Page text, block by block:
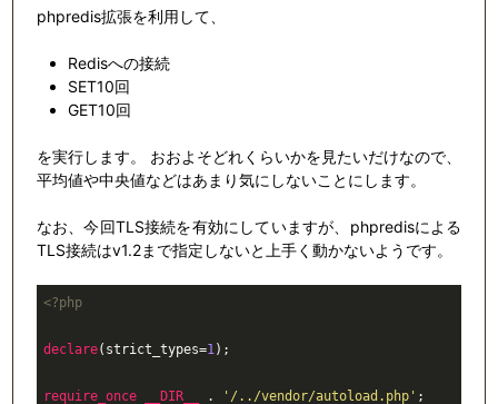
phpredis拡張を利用して、
Redisへの接続
SET10回
GET10回
を実行します。 おおよそどれくらいかを見たいだけなので、
平均値や中央値などはあまり気にしないことにします。
なお、今回TLS接続を有効にしていますが、phpredisによる
TLS接続はv1.2まで指定しないと上手く動かないようです。
<?php
declare(strict_types=1 ) ;
require_once __DIR__ . '/../vendor/autoload.php' ;